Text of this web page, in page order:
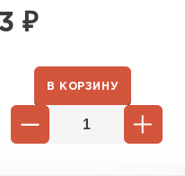
₽
В КОРЗИНУ